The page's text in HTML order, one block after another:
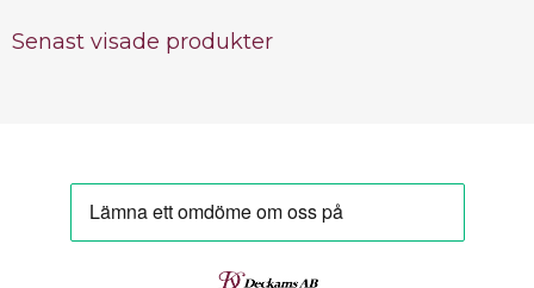
Senast visade produkter